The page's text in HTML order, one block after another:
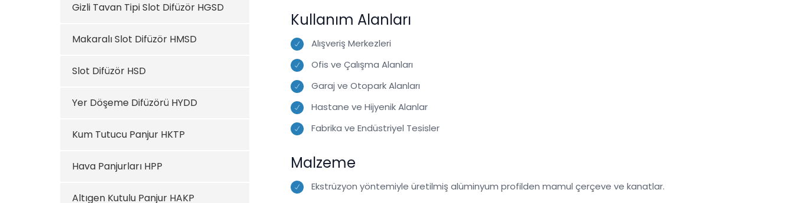
Gizli Tavan Tipi Slot Difüzör HGSD
Makaralı Slot Difüzör HMSD
Slot Difüzör HSD
Yer Döşeme Difüzörü HYDD
Kum Tutucu Panjur HKTP
Hava Panjurları HPP
Altıgen Kutulu Panjur HAKP
Kullanım Alanları
Alışveriş Merkezleri
Ofis ve Çalışma Alanları
Garaj ve Otopark Alanları
Hastane ve Hijyenik Alanlar
Fabrika ve Endüstriyel Tesisler
Malzeme
Ekstrüzyon yöntemiyle üretilmiş alüminyum profilden mamul çerçeve ve kanatlar.